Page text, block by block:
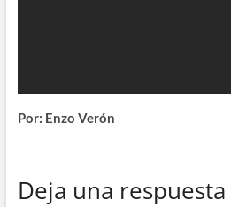
Por: Enzo Verón
Deja una respuesta